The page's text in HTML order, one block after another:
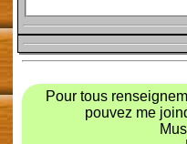
Pour tous
pouvez me